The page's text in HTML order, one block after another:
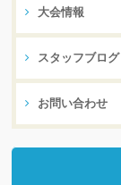
大会情報
スタッフブログ
お問い合わせ